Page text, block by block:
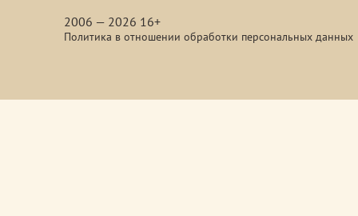
2006 — 2026 16+
Политика в отношении обработки персональных данных